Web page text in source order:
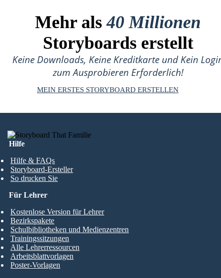
Mehr als40 Millionen
Storyboards erstellt
Keine Downloads, Keine Kreditkarte und Kein
zum Ausprobieren Erforderlich!
MEIN ERSTES STORYBOARD ERSTELLEN
Hilfe
Hilfe & FAQs
Storyboard-Ersteller
So drucken Sie
Für Lehrer
Kostenlose Version für Lehrer
Bezirkspakete
Schulbibliotheken und Medienzentren
Trainingssitzungen
Alle Lehrerressourcen
Arbeitsblattvorlagen
Poster-Vorlagen